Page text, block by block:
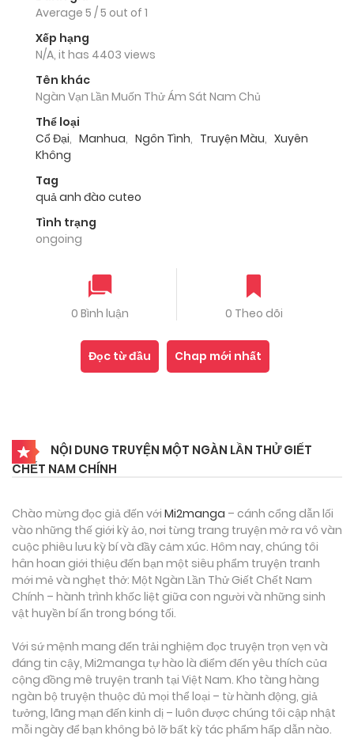
Average 5 /5 out of 1
Xếp hạng
N/A, it has 4403 views
Tên khác
Ngàn Vạn Lần Muốn Thử Ám Sát Nam Chủ
Thể loại
Cổ Đại, Manhua, Ngôn Tình, Truyện Màu, Xuyên
Không
Tag
quả anh đào cuteo
Tình trạng
ongoing
0 Bình luận 0 Theo dõi
Đọc từ đầu Chap mới nhất
NỘI DUNG TRUYỆN MỘT NGÀN LẦN THỬ GIẾT
CHẾT NAM CHÍNH
Chào mừng đọc giả đến với Mi2manga – cánh cổng dẫn lối
vào những thế giới kỳ ảo, nơi từng trang truyện mở ra vô vàn
cuộc phiêu lưu kỳ bí và đầy cảm xúc. Hôm nay, chúng tôi
hân hoan giới thiệu đến bạn một siêu phẩm truyện tranh
mới mẻ và nghẹt thở: Một Ngàn Lần Thử Giết Chết Nam
Chính – hành trình khốc liệt giữa con người và những sinh
vật huyền bí ẩn trong bóng tối.
Với sứ mệnh mang đến trải nghiệm đọc truyện trọn vẹn và
đáng tin cậy, Mi2manga tự hào là điểm đến yêu thích của
cộng đồng mê truyện tranh tại Việt Nam. Kho tàng hàng
ngàn bộ truyện thuộc đủ mọi thể loại – từ hành động, giả
tưởng, lãng mạn đến kinh dị – luôn được chúng tôi cập nhật
mỗi ngày để bạn không bỏ lỡ bất kỳ tác phẩm hấp dẫn nào.